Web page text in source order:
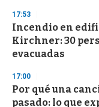
d
s
o
f
3
s
e
c
o
17:53
Incendio en
Kirchner: 30
evacuadas
17:00
Por qué una
pasado: lo que